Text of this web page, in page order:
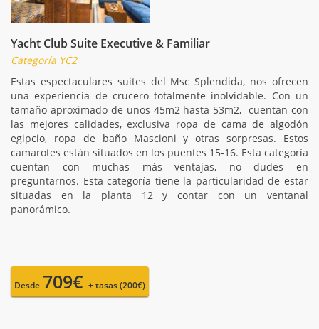
Yacht Club Suite Executive & Familiar
Categoría YC2
Estas espectaculares suites del Msc Splendida, nos ofrecen
una experiencia de crucero totalmente inolvidable. Con un
tamaño aproximado de unos 45m2 hasta 53m2, cuentan con
las mejores calidades, exclusiva ropa de cama de algodón
egipcio, ropa de baño Mascioni y otras sorpresas. Estos
camarotes están situados en los puentes 15-16. Esta categoría
cuentan con muchas más ventajas, no dudes en
preguntarnos. Esta categoría tiene la particularidad de estar
situadas en la planta 12 y contar con un ventanal
panorámico.
Desde 709€ + tasas (200€)